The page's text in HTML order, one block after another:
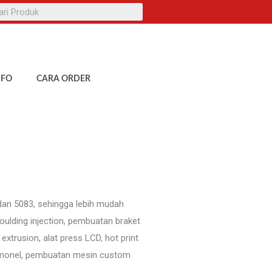
CARA ORDER
5083, sehingga lebih mudah
injection, pembuatan braket
alat press LCD, hot print
pembuatan mesin custom